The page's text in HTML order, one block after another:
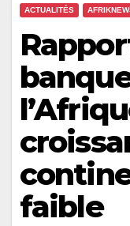
ACTUALITÉS
faible